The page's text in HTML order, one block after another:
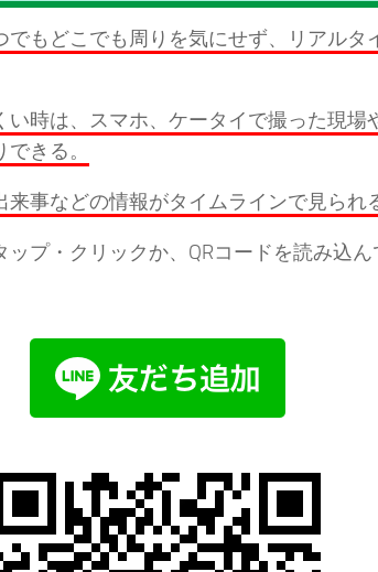
でもどこでも周りを気にせず、リアルタ
い時は、スマホ、ケータイで撮った現場
きる。
事などの情報がタイムラインで見られ
プ・クリックか、QRコードを読み込ん